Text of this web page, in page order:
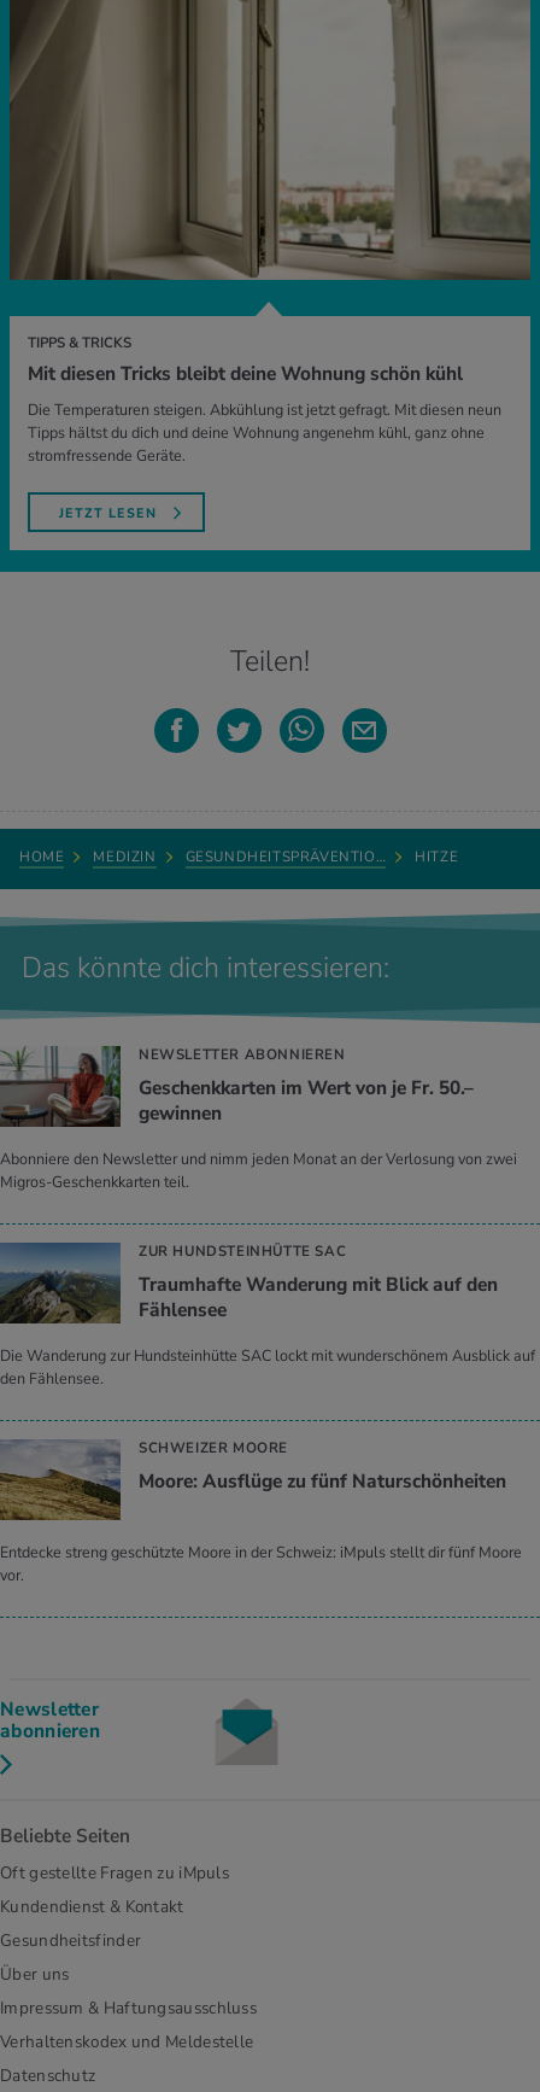
TIPPS & TRICKS
Mit diesen Tricks bleibt deine Wohnung schön kühl
Die Temperaturen steigen. Abkühlung ist jetzt gefragt. Mit diesen neun
Tipps hältst du dich und deine Wohnung angenehm kühl, ganz ohne
stromfressende Geräte.
JETZT LESEN
Teilen!
HOME MEDIZIN GESUNDHEITSPRÄVENTIO… HITZE
Das könnte dich interessieren:
NEWSLETTER ABONNIEREN
Geschenkkarten im Wert von je Fr. 50.–
gewinnen
Abonniere den Newsletter und nimm jeden Monat an der Verlosung von zwei
Migros-Geschenkkarten teil.
ZUR HUNDSTEINHÜTTE SAC
Traumhafte Wanderung mit Blick auf den
Fählensee
Die Wanderung zur Hundsteinhütte SAC lockt mit wunderschönem Ausblick auf
den Fählensee.
SCHWEIZER MOORE
Moore: Ausflüge zu fünf Naturschönheiten
Entdecke streng geschützte Moore in der Schweiz: iMpuls stellt dir fünf Moore
vor.
Newsletter
abonnieren
Beliebte Seiten
Oft gestellte Fragen zu iMpuls
Kundendienst & Kontakt
Gesundheitsfinder
Über uns
Impressum & Haftungsausschluss
Verhaltenskodex und Meldestelle
Datenschutz